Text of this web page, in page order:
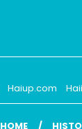
Haiup.com
HOME